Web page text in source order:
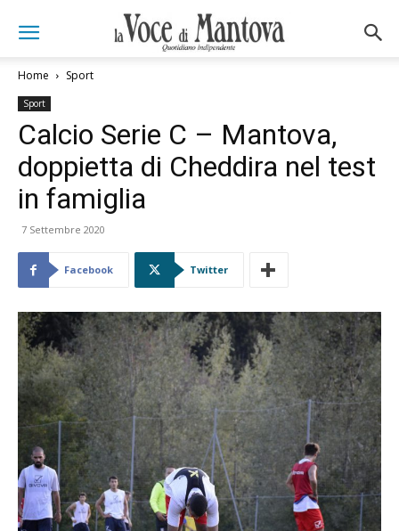
Home Sport
Sport
Calcio Serie C – Mantova,
doppietta di Cheddira nel test
in famiglia
7 Settembre 2020
Facebook Twitter